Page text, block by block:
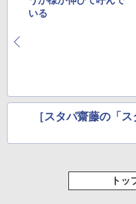
いる
［スタパ齋藤の「
トッ